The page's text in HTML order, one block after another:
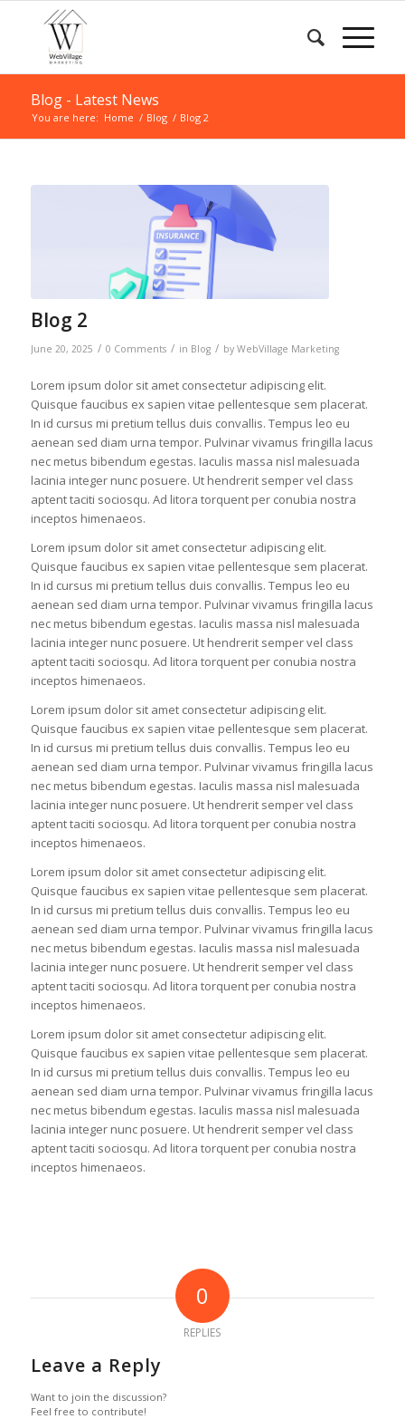
Blog - Latest News
You are here: Home / Blog / Blog 2
Blog 2
June 20, 2025 / 0 Comments / in Blog / by WebVillage Marketing
Lorem ipsum dolor sit amet consectetur adipiscing elit.
Quisque faucibus ex sapien vitae pellentesque sem placerat.
In id cursus mi pretium tellus duis convallis. Tempus leo eu
aenean sed diam urna tempor. Pulvinar vivamus fringilla lacus
nec metus bibendum egestas. Iaculis massa nisl malesuada
lacinia integer nunc posuere. Ut hendrerit semper vel class
aptent taciti sociosqu. Ad litora torquent per conubia nostra
inceptos himenaeos.
Lorem ipsum dolor sit amet consectetur adipiscing elit.
Quisque faucibus ex sapien vitae pellentesque sem placerat.
In id cursus mi pretium tellus duis convallis. Tempus leo eu
aenean sed diam urna tempor. Pulvinar vivamus fringilla lacus
nec metus bibendum egestas. Iaculis massa nisl malesuada
lacinia integer nunc posuere. Ut hendrerit semper vel class
aptent taciti sociosqu. Ad litora torquent per conubia nostra
inceptos himenaeos.
Lorem ipsum dolor sit amet consectetur adipiscing elit.
Quisque faucibus ex sapien vitae pellentesque sem placerat.
In id cursus mi pretium tellus duis convallis. Tempus leo eu
aenean sed diam urna tempor. Pulvinar vivamus fringilla lacus
nec metus bibendum egestas. Iaculis massa nisl malesuada
lacinia integer nunc posuere. Ut hendrerit semper vel class
aptent taciti sociosqu. Ad litora torquent per conubia nostra
inceptos himenaeos.
Lorem ipsum dolor sit amet consectetur adipiscing elit.
Quisque faucibus ex sapien vitae pellentesque sem placerat.
In id cursus mi pretium tellus duis convallis. Tempus leo eu
aenean sed diam urna tempor. Pulvinar vivamus fringilla lacus
nec metus bibendum egestas. Iaculis massa nisl malesuada
lacinia integer nunc posuere. Ut hendrerit semper vel class
aptent taciti sociosqu. Ad litora torquent per conubia nostra
inceptos himenaeos.
Lorem ipsum dolor sit amet consectetur adipiscing elit.
Quisque faucibus ex sapien vitae pellentesque sem placerat.
In id cursus mi pretium tellus duis convallis. Tempus leo eu
aenean sed diam urna tempor. Pulvinar vivamus fringilla lacus
nec metus bibendum egestas. Iaculis massa nisl malesuada
lacinia integer nunc posuere. Ut hendrerit semper vel class
aptent taciti sociosqu. Ad litora torquent per conubia nostra
inceptos himenaeos.
0
REPLIES
Leave a Reply
Want to join the discussion?
Feel free to contribute!